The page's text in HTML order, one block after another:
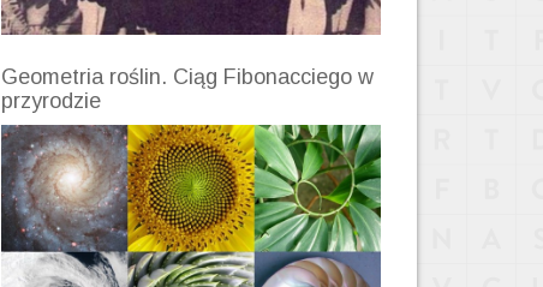
Geometria roślin. Ciąg Fibonacciego w
przyrodzie